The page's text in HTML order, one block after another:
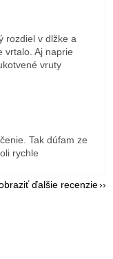
hviezdičiek.
rozdiel v dlžke a
vrtalo. Aj naprie
vruty
hviezdičiek.
Tak dúfam ze
rychle
ďalšie recenzie